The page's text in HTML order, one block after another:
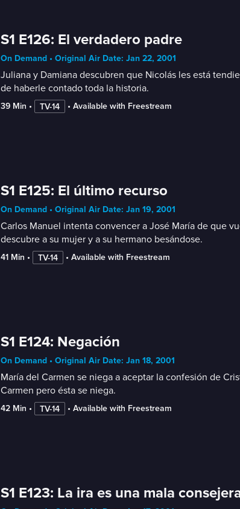
S1 E126: El verdadero padre
On Demand • Original Air Date: Jan 22, 2001
Juliana y Damiana descubren que Nicolás les está
de haberle contado toda la historia.
39 Min • TV-14 • Available with Freestream
S1 E125: El último recurso
On Demand • Original Air Date: Jan 19, 2001
Carlos Manuel intenta convencer a José María de que
descubre a su mujer y a su hermano besándose.
41 Min • TV-14 • Available with Freestream
S1 E124: Negación
On Demand • Original Air Date: Jan 18, 2001
María del Carmen se niega a aceptar la confesión de
Carmen pero ésta se niega.
42 Min • TV-14 • Available with Freestream
S1 E123: La ira es una mala